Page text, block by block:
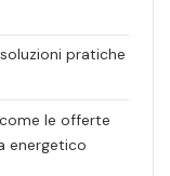
pratiche
le offerte
energetico